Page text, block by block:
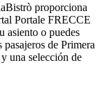
proporciona
Portale FRECCE
asiento o puedes
de Primera
una selección de